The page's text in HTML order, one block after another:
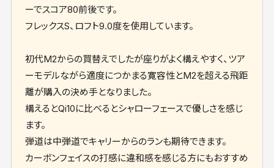
ーでスコア80前後です。
フレックスS、ロフト9.0度を使用しています。
初代M2からの買替えでしたが座りがよく構えやすく、ツア
ーモデルながら適度につかまる寛容性とM2を超える飛距
離が購入の決め手となりました。
構えるとQi10に比べるとシャローフェースで優しさを感じ
ます。
弾道は中弾道でキャリーからのランも期待できます。
カーボンフェイスの打感に違和感を感じる方にもおすすめ